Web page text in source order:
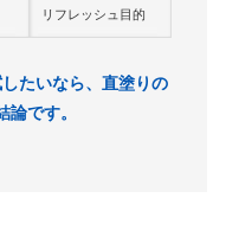
リフレッシュ目的
たいなら、直塗りの
です。